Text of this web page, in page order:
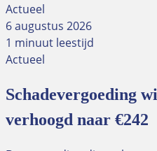
Actueel
6 augustus 2026
1 minuut leestijd
Actueel
Schadevergoeding
verhoogd naar €242